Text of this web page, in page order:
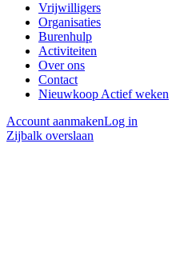
Vrijwilligers
Organisaties
Burenhulp
Activiteiten
Over ons
Contact
Nieuwkoop Actief weken
Account aanmakenLog in
Zijbalk overslaan